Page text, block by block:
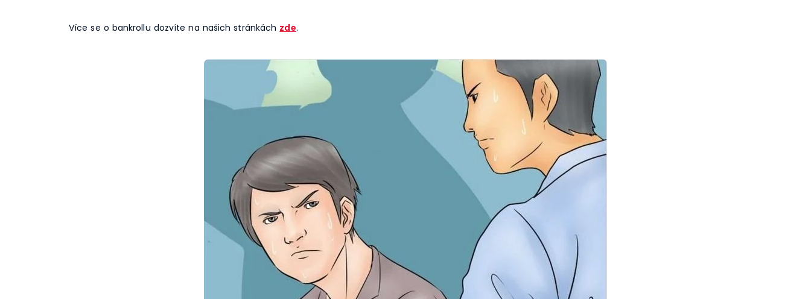
Více se o bankrollu dozvíte na našich stránkách zde.